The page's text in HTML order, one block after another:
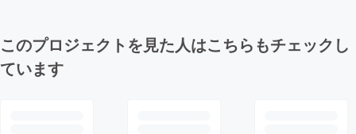
このプロジェクトを見た人はこちらもチェックし
ています